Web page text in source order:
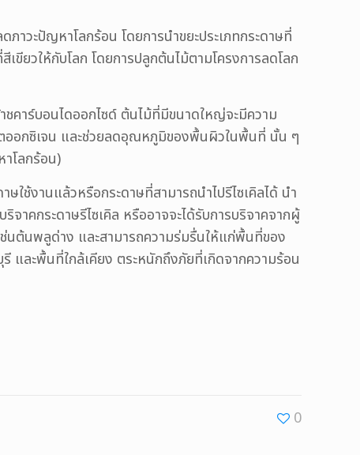
าวะปัญหาโลกร้อน โดยการนำขยะประเภทกระดาษที่
ขียวให้กับโลก โดยการปลูกต้นไม้ตามโครงการลดโลก
คาร์บอนไดออกไซด์ ต้นไม้ที่มีขนาดใหญ่จะมีความ
ออกซิเจน และช่วยลดอุณหภูมิของพื้นผิวในพื้นที่ นั้น ๆ
โลกร้อน)
ใช้งานแล้วหรือกระดาษที่สามารถนำไปรีไซเคิลได้ นำ
าคกระดาษรีไซเคิล หรืออาจจะได้รับการบริจาคจากผู้
นต้นพลูด่าง และสามารถความร่มรื่นให้แก่พื้นที่ของ
และพื้นที่ใกล้เคียง ตระหนักถึงภัยที่เกิดจากความร้อน
0